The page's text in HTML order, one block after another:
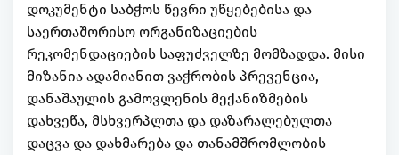
დოკუმენტი საბჭოს წევრი უწყებებისა და
საერთაშორისო ორგანიზაციების
რეკომენდაციების საფუძველზე მომზადდა. მისი
მიზანია ადამიანით ვაჭრობის პრევენცია,
დანაშაულის გამოვლენის მექანიზმების
დახვეწა, მსხვერპლთა და დაზარალებულთა
დაცვა და დახმარება და თანამშრომლობის